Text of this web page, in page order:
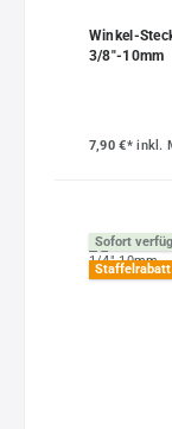
Winkel-
3/8"-10mm
7,90 €*inkl.
Sofort